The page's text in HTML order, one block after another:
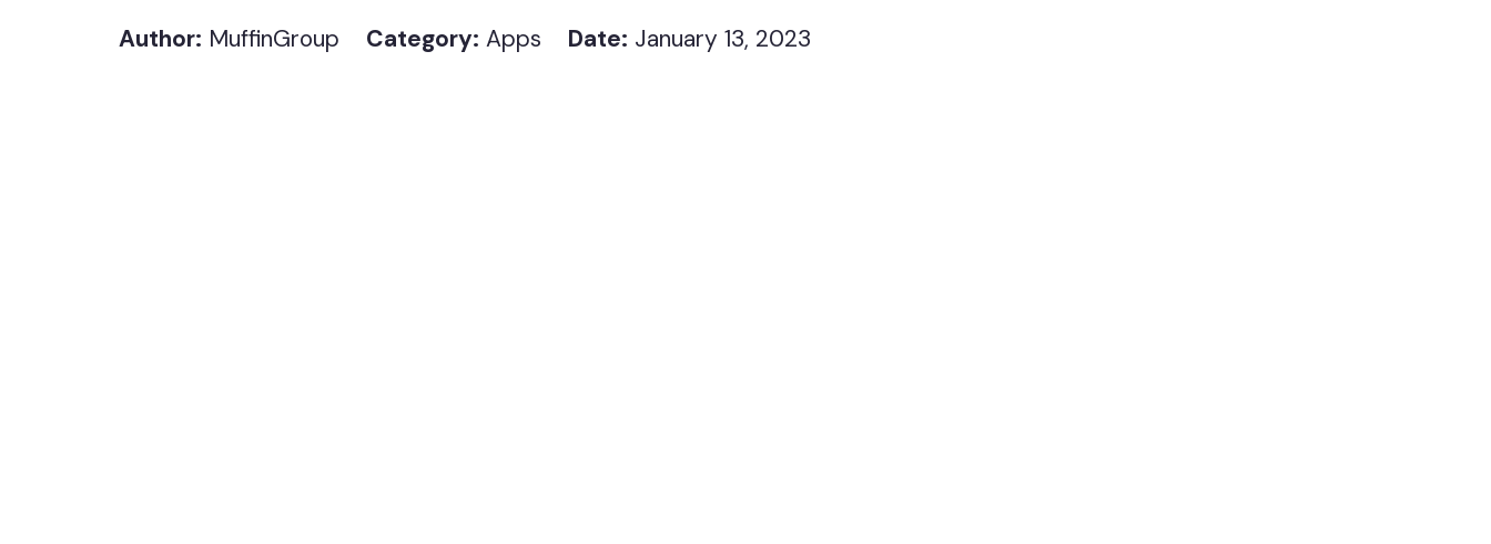
Author: MuffinGroup Category: Apps Date: January 13, 2023